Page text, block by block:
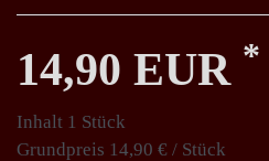
14,90 EUR *
Inhalt 1 Stück
Grundpreis 14,90 € / Stück